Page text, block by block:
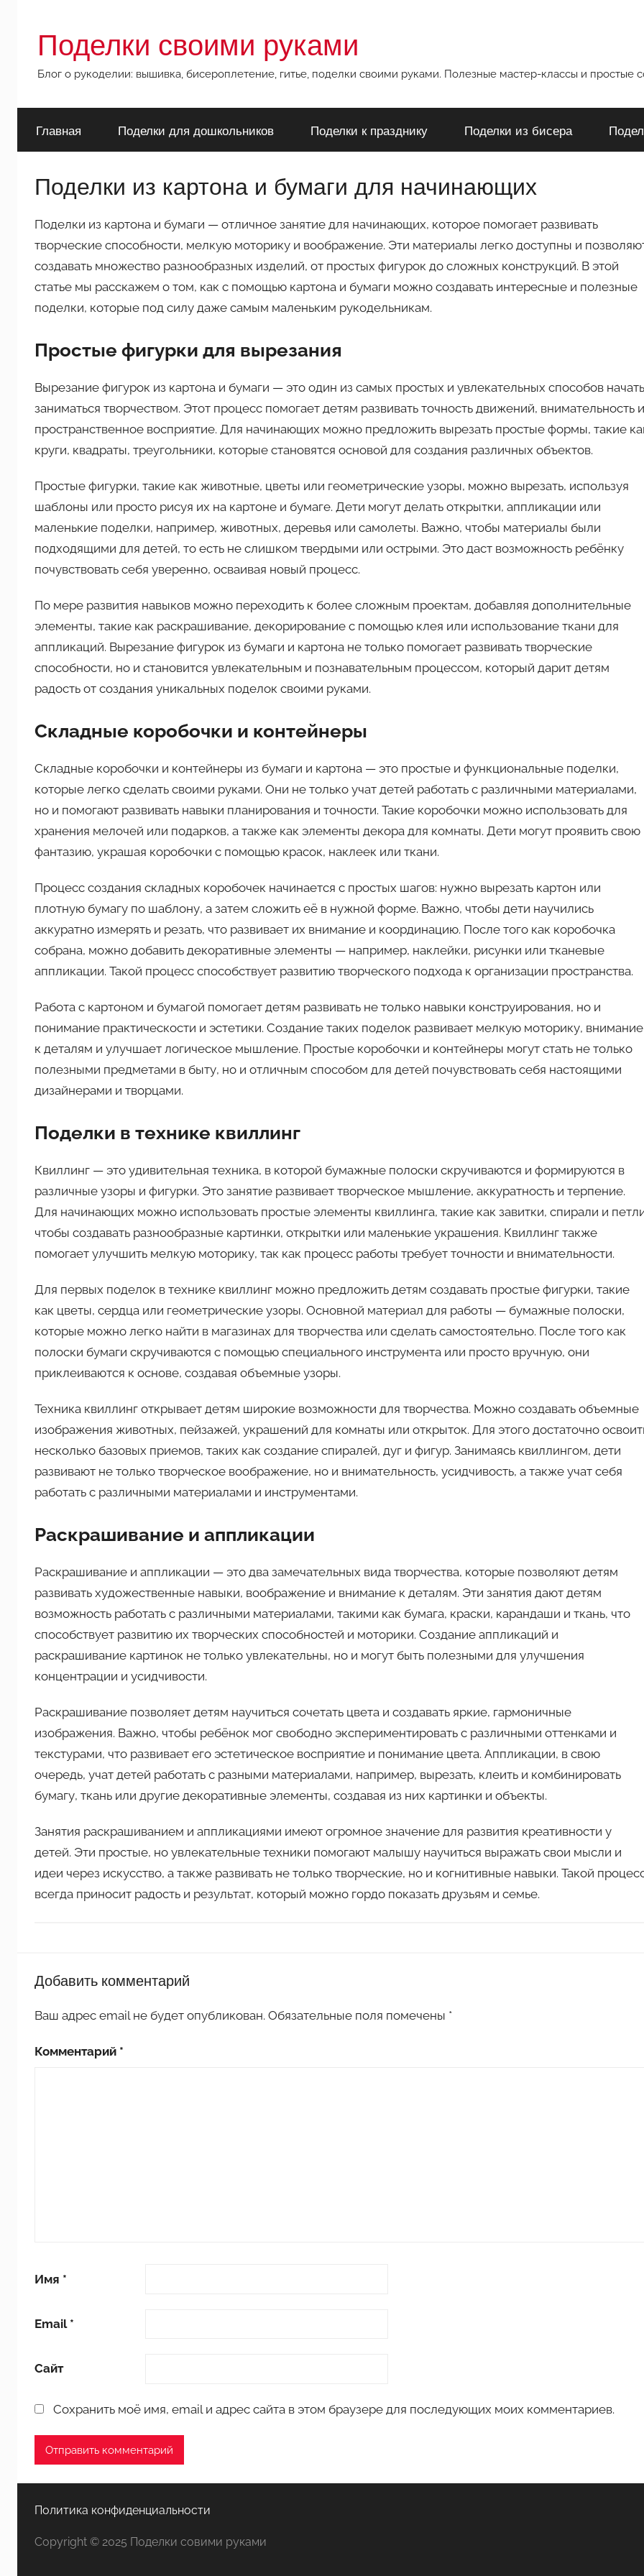
содержимому
Поделки своими руками
Блог о рукоделии: вышивка, бисероплетение, гитье, поделки своими руками. Полезные мастер-классы и простые
Главная Поделки для дошкольников Поделки к празднику Поделки из бисера
Поделки из картона и бумаги для начинающих
Поделки из картона и бумаги — отличное занятие для начинающих, которое помогает развивать
творческие способности, мелкую моторику и воображение. Эти материалы легко доступны и
создавать множество разнообразных изделий, от простых фигурок до сложных конструкций. В этой
статье мы расскажем о том, как с помощью картона и бумаги можно создавать интересные и полезные
поделки, которые под силу даже самым маленьким рукодельникам.
Простые фигурки для вырезания
Вырезание фигурок из картона и бумаги — это один из самых простых и увлекательных способов начать
заниматься творчеством. Этот процесс помогает детям развивать точность движений, внимательность и
пространственное восприятие. Для начинающих можно предложить вырезать простые формы, такие
круги, квадраты, треугольники, которые становятся основой для создания различных объектов.
Простые фигурки, такие как животные, цветы или геометрические узоры, можно вырезать, используя
шаблоны или просто рисуя их на картоне и бумаге. Дети могут делать открытки, аппликации или
маленькие поделки, например, животных, деревья или самолеты. Важно, чтобы материалы были
подходящими для детей, то есть не слишком твердыми или острыми. Это даст возможность ребёнку
почувствовать себя уверенно, осваивая новый процесс.
По мере развития навыков можно переходить к более сложным проектам, добавляя дополнительные
элементы, такие как раскрашивание, декорирование с помощью клея или использование ткани для
аппликаций. Вырезание фигурок из бумаги и картона не только помогает развивать творческие
способности, но и становится увлекательным и познавательным процессом, который дарит детям
радость от создания уникальных поделок своими руками.
Складные коробочки и контейнеры
Складные коробочки и контейнеры из бумаги и картона — это простые и функциональные поделки,
которые легко сделать своими руками. Они не только учат детей работать с различными материалами,
но и помогают развивать навыки планирования и точности. Такие коробочки можно использовать для
хранения мелочей или подарков, а также как элементы декора для комнаты. Дети могут проявить свою
фантазию, украшая коробочки с помощью красок, наклеек или ткани.
Процесс создания складных коробочек начинается с простых шагов: нужно вырезать картон или
плотную бумагу по шаблону, а затем сложить её в нужной форме. Важно, чтобы дети научились
аккуратно измерять и резать, что развивает их внимание и координацию. После того как коробочка
собрана, можно добавить декоративные элементы — например, наклейки, рисунки или тканевые
аппликации. Такой процесс способствует развитию творческого подхода к организации пространства.
Работа с картоном и бумагой помогает детям развивать не только навыки конструирования, но и
понимание практическости и эстетики. Создание таких поделок развивает мелкую моторику, внимание
к деталям и улучшает логическое мышление. Простые коробочки и контейнеры могут стать не только
полезными предметами в быту, но и отличным способом для детей почувствовать себя настоящими
дизайнерами и творцами.
Поделки в технике квиллинг
Квиллинг — это удивительная техника, в которой бумажные полоски скручиваются и формируются в
различные узоры и фигурки. Это занятие развивает творческое мышление, аккуратность и терпение.
Для начинающих можно использовать простые элементы квиллинга, такие как завитки, спирали и
чтобы создавать разнообразные картинки, открытки или маленькие украшения. Квиллинг также
помогает улучшить мелкую моторику, так как процесс работы требует точности и внимательности.
Для первых поделок в технике квиллинг можно предложить детям создавать простые фигурки, такие
как цветы, сердца или геометрические узоры. Основной материал для работы — бумажные полоски,
которые можно легко найти в магазинах для творчества или сделать самостоятельно. После того как
полоски бумаги скручиваются с помощью специального инструмента или просто вручную, они
приклеиваются к основе, создавая объемные узоры.
Техника квиллинг открывает детям широкие возможности для творчества. Можно создавать объемные
изображения животных, пейзажей, украшений для комнаты или открыток. Для этого достаточно
несколько базовых приемов, таких как создание спиралей, дуг и фигур. Занимаясь квиллингом, дети
развивают не только творческое воображение, но и внимательность, усидчивость, а также учат себя
работать с различными материалами и инструментами.
Раскрашивание и аппликации
Раскрашивание и аппликации — это два замечательных вида творчества, которые позволяют детям
развивать художественные навыки, воображение и внимание к деталям. Эти занятия дают детям
возможность работать с различными материалами, такими как бумага, краски, карандаши и ткань, что
способствует развитию их творческих способностей и моторики. Создание аппликаций и
раскрашивание картинок не только увлекательны, но и могут быть полезными для улучшения
концентрации и усидчивости.
Раскрашивание позволяет детям научиться сочетать цвета и создавать яркие, гармоничные
изображения. Важно, чтобы ребёнок мог свободно экспериментировать с различными оттенками и
текстурами, что развивает его эстетическое восприятие и понимание цвета. Аппликации, в свою
очередь, учат детей работать с разными материалами, например, вырезать, клеить и комбинировать
бумагу, ткань или другие декоративные элементы, создавая из них картинки и объекты.
Занятия раскрашиванием и аппликациями имеют огромное значение для развития креативности у
детей. Эти простые, но увлекательные техники помогают малышу научиться выражать свои мысли и
идеи через искусство, а также развивать не только творческие, но и когнитивные навыки. Такой
всегда приносит радость и результат, который можно гордо показать друзьям и семье.
о
е
к
н
к
Добавить комментарий
Ваш адрес email не будет опубликован. Обязательные поля помечены *
Комментарий *
Имя *
Email *
Сайт
Сохранить моё имя, email и адрес сайта в этом браузере для последующих моих комментариев.
Политика конфиденциальности
Copyright © 2025 Поделки совими руками